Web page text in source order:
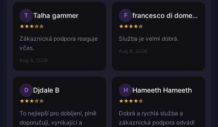
T Talha gammer
★★★☆☆
Zákaznická podpora reaguje
včas.
Aug 8, 2026
F francesco di domenico
★★★★☆
Služba je velmi dobrá.
Aug 8, 2026
D Djdale B
★★★☆☆
To nejlepší pro dobíjení, plně
doporučuji, vynikající a
H Hameeth Hameeth
★★★★☆
Dobrá a rychlá služba a
zákaznická podpora odvádí